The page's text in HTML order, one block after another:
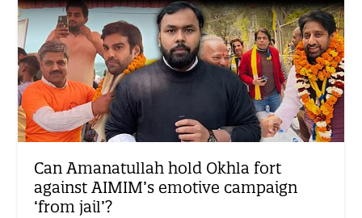
Can Amanatullah hold Okhla fort
against AIMIM’s emotive campaign
‘from jail’?